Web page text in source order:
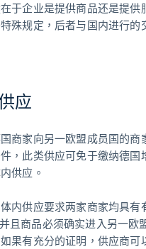
于企业是提供商品还是提供
殊规定，后者与国内进行的
应
商家向另一欧盟成员国的商
，此类供应可免于缴纳德国
供应。
内供应要求两家商家均具有
且商品必须确实进入另一欧
果有充分的证明，供应商可